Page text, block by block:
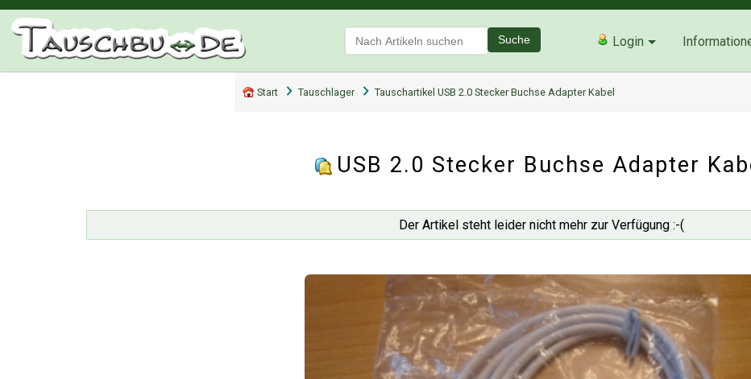
Suche Login
Start Tauschlager Tauschartikel USB 2.0 Stecker Buchse Adapter Kabel
USB 2.0 Stecker Buchse Adapter
Der Artikel steht leider nicht mehr zur Verfügung :-(